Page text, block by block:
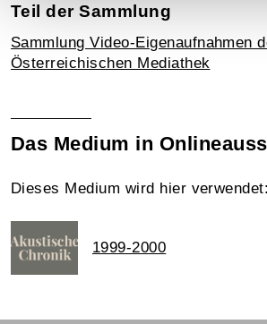
Teil der Sammlung
Sammlung Video-Eigenaufnahmen
Österreichischen Mediathek
Das Medium in
Dieses Medium wird hier verwendet:
1999-2000